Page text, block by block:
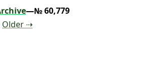
—№ 60,779
Tweet
OlderTweet
⇢